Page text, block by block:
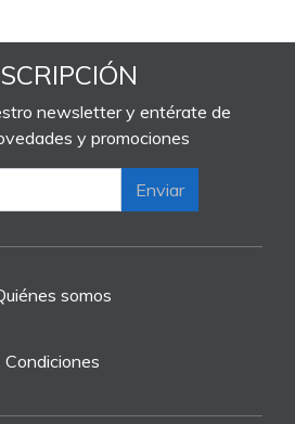
newsletter y entérate de
y promociones
Enviar
somos
Condiciones